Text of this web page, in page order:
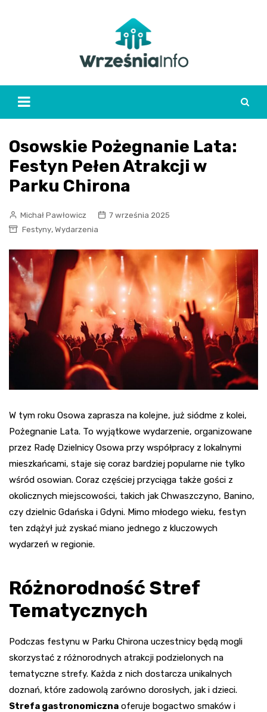
Osowskie Pożegnanie Lata:
Festyn Pełen Atrakcji w
Parku Chirona
Michał Pawłowicz
7 września 2025
Festyny, Wydarzenia
W tym roku Osowa zaprasza na kolejne, już siódme z kolei,
Pożegnanie Lata. To wyjątkowe wydarzenie, organizowane
przez Radę Dzielnicy Osowa przy współpracy z lokalnymi
mieszkańcami, staje się coraz bardziej popularne nie tylko
wśród osowian. Coraz częściej przyciąga także gości z
okolicznych miejscowości, takich jak Chwaszczyno, Banino,
czy dzielnic Gdańska i Gdyni. Mimo młodego wieku, festyn
ten zdążył już zyskać miano jednego z kluczowych
wydarzeń w regionie.
Różnorodność Stref
Tematycznych
Podczas festynu w Parku Chirona uczestnicy będą mogli
skorzystać z różnorodnych atrakcji podzielonych na
tematyczne strefy. Każda z nich dostarcza unikalnych
doznań, które zadowolą zarówno dorosłych, jak i dzieci.
Strefa gastronomiczna oferuje bogactwo smaków i